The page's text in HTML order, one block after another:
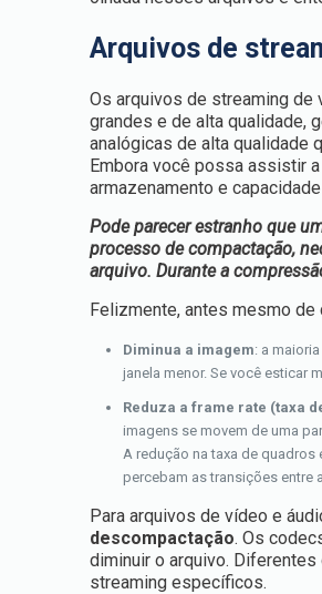
Arquivos de
Os arquivos de streaming
grandes e de alta qualidade,
analógicas de alta qualidade
Embora você possa assistir
armazenamento e
Pode parecer estranho que
processo de compactação,
arquivo. Durante a
Felizmente, antes mesmo de
Diminua a imagem: a
janela menor. Se você esticar
Reduza a frame rate (taxa
imagens se movem de uma
A redução na taxa de
percebam as transições entre
Para arquivos de vídeo e
descompactação. Os
diminuir o arquivo.
streaming específicos.